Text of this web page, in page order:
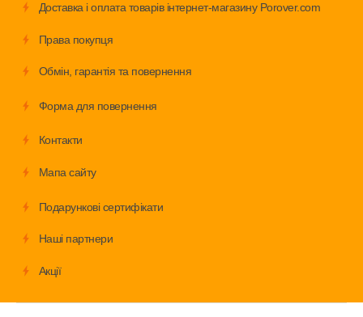
Доставка і оплата товарів інтернет-магазину Porover.com
Права покупця
Обмiн, гарантія та повернення
Форма для повернення
Контакти
Мапа сайту
Подарункові сертифікати
Наші партнери
Акції